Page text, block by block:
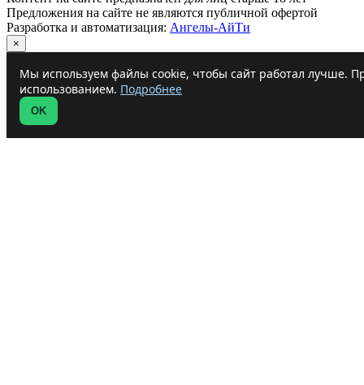
Предложения на сайте не являются публичной офертой
Разработка и автоматизация: Ангелы-АйТи
×
Мы используем файлы cookie, чтобы сайт работал лучше.
использованием. Подробнее
OK